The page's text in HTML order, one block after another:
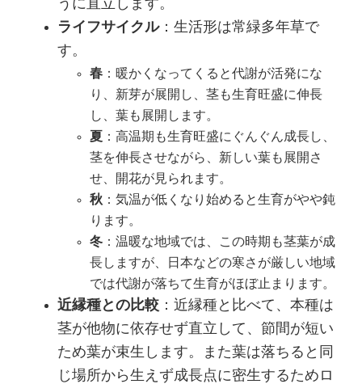
うに直立します。
ライフサイクル：生活形は常緑多年草で
す。
春 ：暖かくなってくると代謝が活発にな
り、新芽が展開し、茎も生育旺盛に伸長
し、葉も展開します。
夏 ：高温期も生育旺盛にぐんぐん成長し、
茎を伸長させながら、新しい葉も展開さ
せ、開花が見られます。
秋 ：気温が低くなり始めると生育がやや鈍
ります。
冬 ：温暖な地域では、この時期も茎葉が成
長しますが、日本などの寒さが厳しい地域
では代謝が落ちて生育がほぼ止まります。
近縁種との比較 ：近縁種と比べて、本種は
茎が他物に依存せず直立して、節間が短い
ため葉が束生します。また葉は落ちると同
じ場所から生えず成長点に密生するためロ